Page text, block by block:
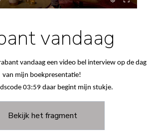
vandaag
vandaag een video bel interview op de dag
van mijn boekpresentatie!
03:59 daar begint mijn stukje.
Bekijk het fragment